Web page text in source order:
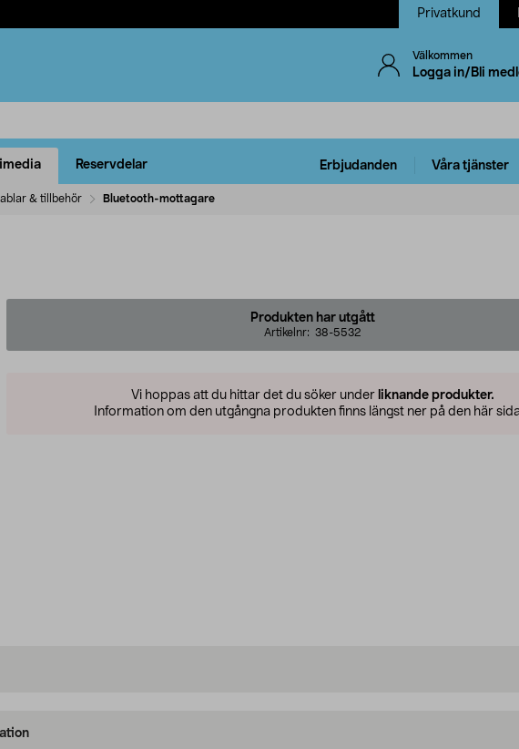
Privatkund
Välkommen
Logga in/Bli
Reservdelar Erbjudanden Våra tjänster
& tillbehör Bluetooth-mottagare
Produkten har utgått
Artikelnr: 38-5532
Vi hoppas att du hittar det du söker under liknande produkter.
Information om den utgångna produkten finns längst ner på den här